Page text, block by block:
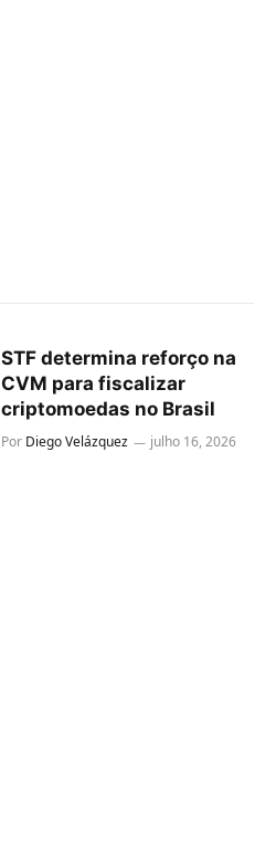
STF determina reforço na
CVM para fiscalizar
criptomoedas no Brasil
Por Diego Velázquez julho 16, 2026